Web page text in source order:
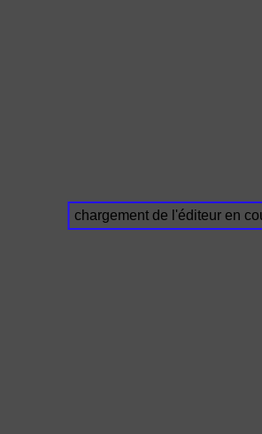
chargement de l'éditeur en